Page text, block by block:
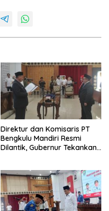
Direktur dan Komisaris PT
Bengkulu Mandiri Resmi
Dilantik, Gubernur Tekankan